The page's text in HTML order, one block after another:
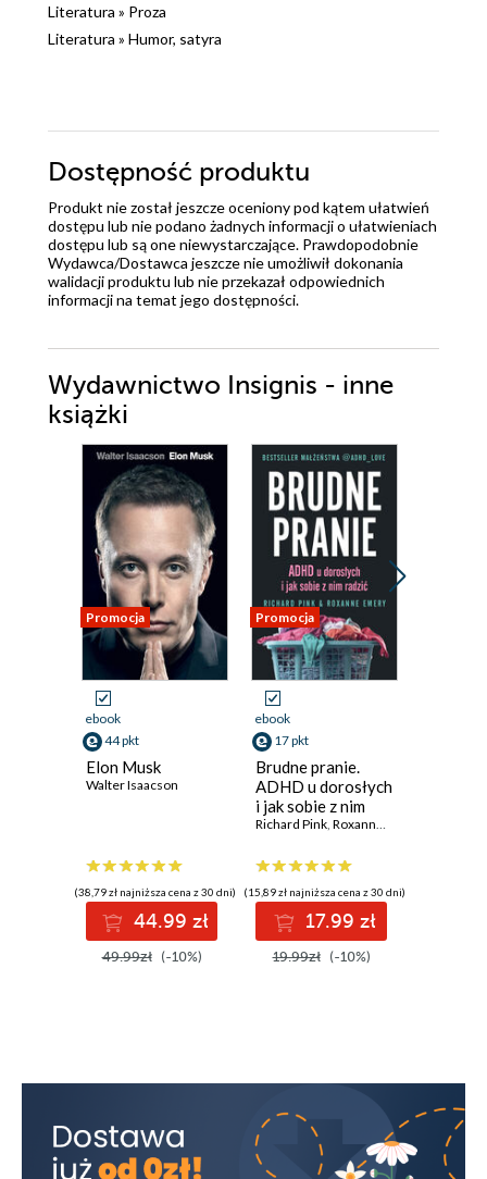
Literatura » Proza
Literatura » Humor, satyra
Dostępność produktu
Produkt nie został jeszcze oceniony pod kątem ułatwień
dostępu lub nie podano żadnych informacji o ułatwieniach
dostępu lub są one niewystarczające. Prawdopodobnie
Wydawca/Dostawca jeszcze nie umożliwił dokonania
walidacji produktu lub nie przekazał odpowiednich
informacji na temat jego dostępności.
Wydawnictwo Insignis - inne
książki
Promocja
ebook
44 pkt
Elon Musk
Walter Isaacson
(38,79 zł najniższa cena z 30 dni)
44.99 zł
49.99zł (-10%)
Promocja
ebook
17 pkt
Brudne pranie.
ADHD u dorosłych
i jak sobie z nim
radzić
Richard Pink Roxanne Emery
(15,89 zł najniższa cena z 30 dni)
17.99 zł
19.99zł (-10%)